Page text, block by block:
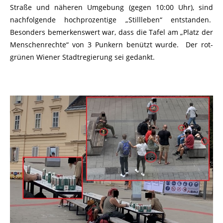
Straße und näheren Umgebung (gegen 10:00 Uhr), sind
nachfolgende hochprozentige „Stillleben“ entstanden.
Besonders bemerkenswert war, dass die Tafel am „Platz der
Menschenrechte“ von 3 Punkern benützt wurde. Der rot-
grünen Wiener Stadtregierung sei gedankt.